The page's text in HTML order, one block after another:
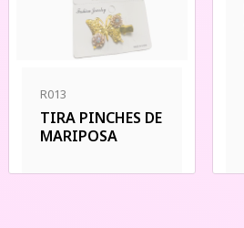
R013
TIRA PINCHES DE
MARIPOSA